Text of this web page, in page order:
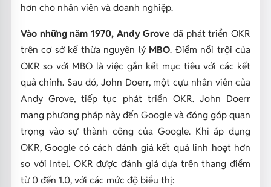
hơn cho nhân viên và doanh nghiệp.
Vào những năm 1970, Andy Groveđã phát triển OKR
trên cơ sở kế thừa nguyên lý MBO. Điểm nổi trội của
OKR so với MBO là việc gắn kết mục tiêu với các kết
quả chính. Sau đó, John Doerr, một cựu nhân viên của
Andy Grove, tiếp tục phát triển OKR. John Doerr
mang phương pháp này đến Google và đóng góp quan
trọng vào sự thành công của Google. Khi áp dụng
OKR, Google có cách đánh giá kết quả linh hoạt hơn
so với Intel. OKR được đánh giá dựa trên thang điểm
từ 0 đến 1.0, với các mức độ biểu thị: